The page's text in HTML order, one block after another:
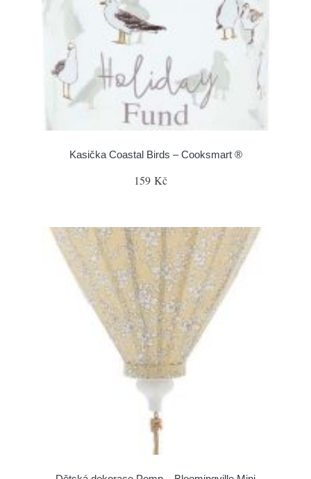
Kasička Coastal Birds – Cooksmart ®
159 Kč